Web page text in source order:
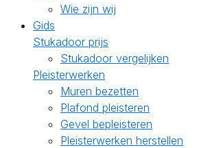
Wie zijn wij
Gids
Stukadoor prijs
Stukadoor vergelijken
Pleisterwerken
Muren bezetten
Plafond pleisteren
Gevel bepleisteren
Pleisterwerken herstellen